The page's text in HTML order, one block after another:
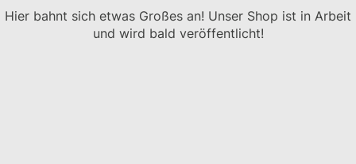
Hier bahnt sich etwas Großes an! Unser Shop ist in Arbeit
und wird bald veröffentlicht!